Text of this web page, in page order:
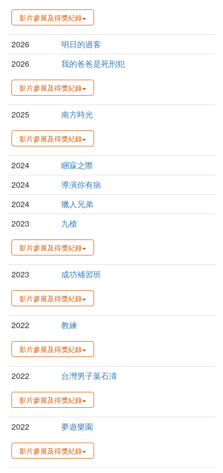
影片參展及得獎紀錄
2026
明日的過客
2026
我的爸爸是死刑犯
影片參展及得獎紀錄
2025 南方時光
影片參展及得獎紀錄
2024
睏寐之際
2024
導演你有病
2024
獵人兄弟
2023
九槍
影片參展及得獎紀錄
2023 成功補習班
影片參展及得獎紀錄
2022 教練
影片參展及得獎紀錄
2022 台灣男子葉石濤
影片參展及得獎紀錄
2022 夢遊樂園
影片參展及得獎紀錄